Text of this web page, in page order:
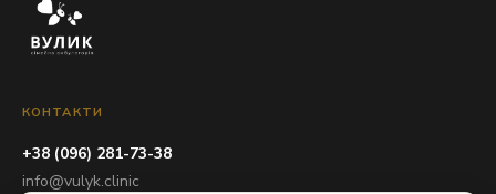
КОНТАКТИ
+38 (096) 281-73-38
info@vulyk.clinic